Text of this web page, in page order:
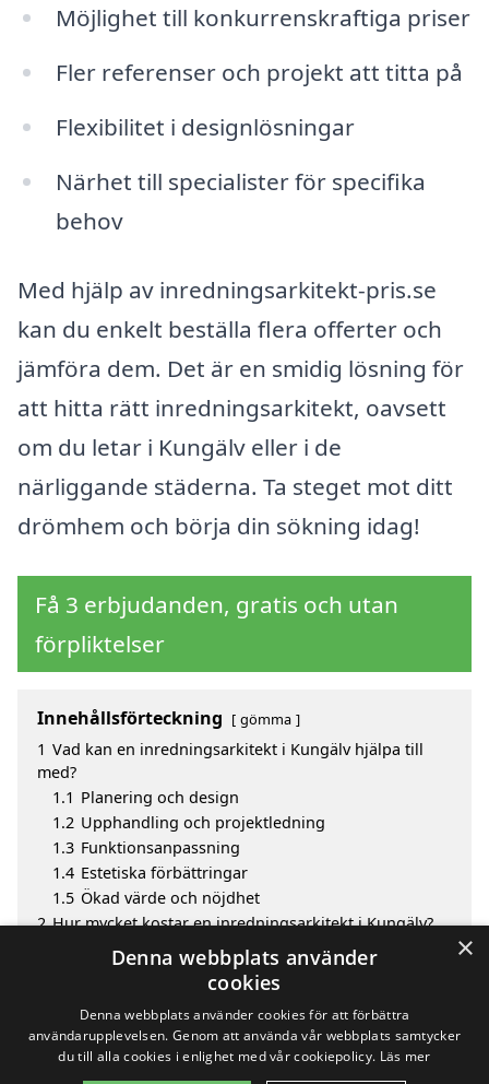
Möjlighet till konkurrenskraftiga priser
Fler referenser och projekt att titta på
Flexibilitet i designlösningar
Närhet till specialister för specifika
behov
Med hjälp av inredningsarkitekt-pris.se
kan du enkelt beställa flera offerter och
jämföra dem. Det är en smidig lösning för
att hitta rätt inredningsarkitekt, oavsett
om du letar i Kungälv eller i de
närliggande städerna. Ta steget mot ditt
drömhem och börja din sökning idag!
Få 3 erbjudanden, gratis och utan
förpliktelser
Innehållsförteckning gömma
1 Vad kan en inredningsarkitekt i Kungälv hjälpa till
med?
1.1 Planering och design
1.2 Upphandling och projektledning
1.3 Funktionsanpassning
1.4 Estetiska förbättringar
1.5 Ökad värde och nöjdhet
2 Hur mycket kostar en inredningsarkitekt i Kungälv?
Fördelar med att välja inredningsarkitekt i Kungälv
Sök efter en skicklig inredningsarkitekt i de
omgivande städerna till Kungälv
×
Denna webbplats använder
cookies
Denna webbplats använder cookies för att förbättra
användarupplevelsen. Genom att använda vår webbplats samtycker
du till alla cookies i enlighet med vår cookiepolicy. Läs mer